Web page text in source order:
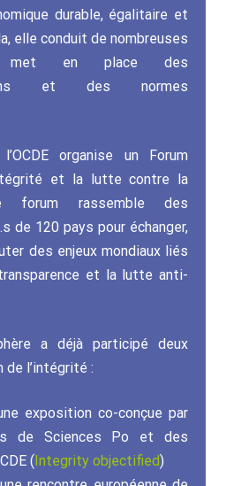
durable, égalitaire et
elle conduit de nombreuses
en place des
et des normes
organise un Forum
et la lutte contre la
forum rassemble des
de 120 pays pour échanger,
des enjeux mondiaux liés
et la lutte anti-
a déjà participé deux
de l’intégrité :
exposition co-conçue par
de Sciences Po et des
(Integrity objectified)